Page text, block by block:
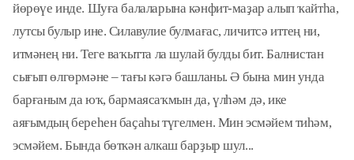
йөрөүе инде. Шуға балаларына кәнфит-маҙар алып ҡайтһа,
лутсы булыр ине. Силавулие булмағас, личит­сә иттең ни,
итмәнең ни. Теге ваҡытта ла шулай булды бит. Балнистан
сығып өлгөрмәне – тағы кәгә башланы. Ә бына мин унда
барғаным да юҡ, бармаясаҡмын да, үлһәм дә, ике
аяғымдың береһен баҫаһы түгелмен. Мин эсмәйем тиһәм,
эсмәйем. Бында бөткән алкаш барҙыр шул...